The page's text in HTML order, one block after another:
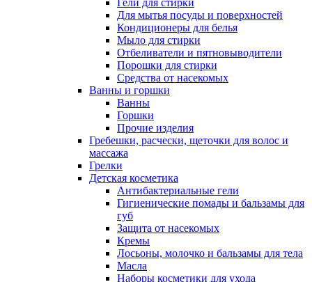
Гели для стирки
Для мытья посуды и поверхностей
Кондиционеры для белья
Мыло для стирки
Отбеливатели и пятновыводители
Порошки для стирки
Средства от насекомых
Ванны и горшки
Ванны
Горшки
Прочие изделия
Гребешки, расчески, щеточки для волос и
массажа
Грелки
Детская косметика
Антибактериальные гели
Гигиенические помады и бальзамы для
губ
Защита от насекомых
Кремы
Лосьоны, молочко и бальзамы для тела
Масла
Наборы косметики для ухода